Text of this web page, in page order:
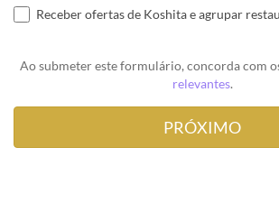
Receber ofertas de Koshita e agrupar
Ao submeter este formulário, concorda com
relevantes.